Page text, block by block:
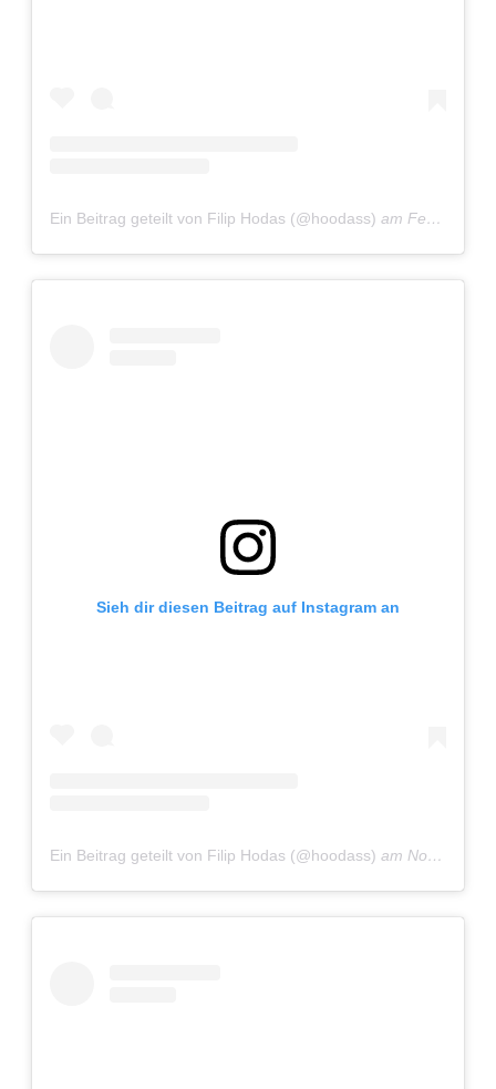
Ein Beitrag geteilt von Filip Hodas (@hoodass) am Feb 27, 2020 um 11:21 PST
Sieh dir diesen Beitrag auf Instagram an
Ein Beitrag geteilt von Filip Hodas (@hoodass) am Nov 28, 2019 um 11:18 PST